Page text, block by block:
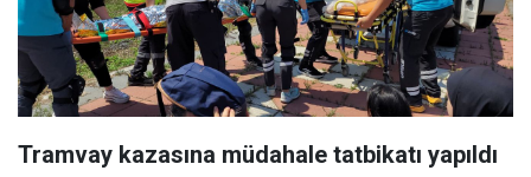
Tramvay kazasına müdahale tatbikatı yapıldı